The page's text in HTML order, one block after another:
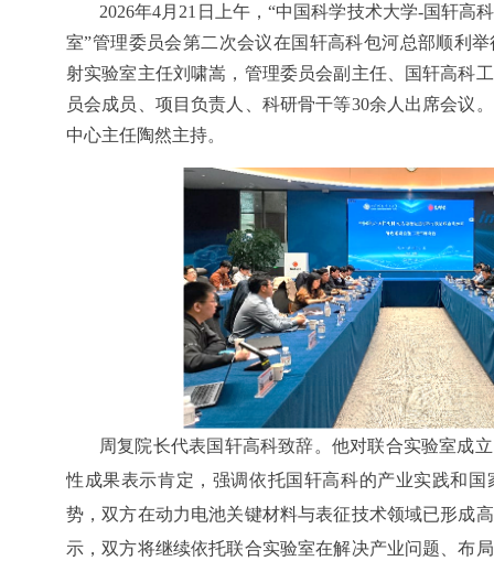
2026年4月 21 日上午，“中国科学技术大学-国轩高
室”管理委员会第二次会议在国轩高科包河总部顺利
射实验室主任刘啸嵩，管理委员会副主任、国轩高科
员会成员、项目负责人、科研骨干等30余人出席会议
中心主任陶然主持。
周复院长代表国轩高科致辞。他对联合实验室成
性成果表示肯定，强调依托国轩高科的产业实践和
势，双方在动力电池关键材料与表征技术领域已形成
示，双方将继续依托联合实验室在解决产业问题、布